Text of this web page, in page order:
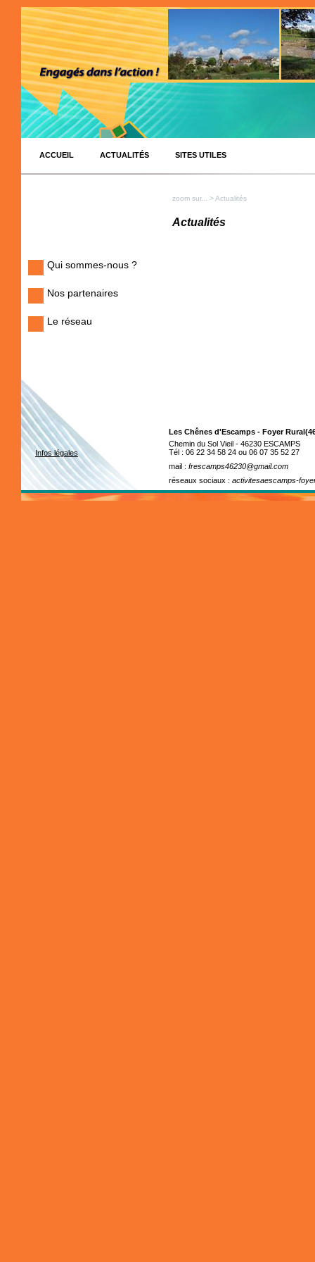
ACCUEIL ACTUALITÉS SITES UTILES
Qui sommes-nous ?
Nos partenaires
Le réseau
zoom sur... > Actualités
Actualités
Infos légales
Les Chênes d'Escamps - Foyer
Chemin du Sol Vieil - 46230 ESCAMPS
Tél : 06 22 34 58 24 ou 06 07 35 52 27
mail : frescamps46230@gmail.com
réseaux sociaux : activitesaescamps-